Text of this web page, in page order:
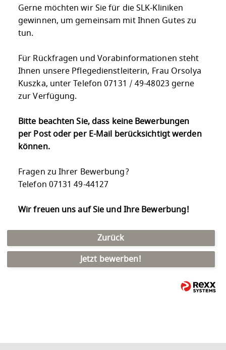
Gerne möchten wir Sie für die SLK-Kliniken
gewinnen, um gemeinsam mit Ihnen Gutes zu
tun.
Für Rückfragen und Vorabinformationen steht
Ihnen unsere Pflegedienstleiterin, Frau Orsolya
Kuszka, unter Telefon 07131 / 49-48023 gerne
zur Verfügung.
Bitte beachten Sie, dass keine Bewerbungen
per Post oder per E-Mail berücksichtigt werden
können.
Fragen zu Ihrer Bewerbung?
Telefon 07131 49-44127
Wir freuen uns auf Sie und Ihre Bewerbung!
Zurück
Jetzt bewerben!